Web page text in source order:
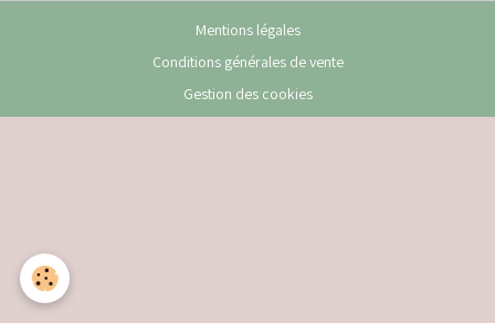
Mentions légales
Conditions générales de vente
Gestion des cookies